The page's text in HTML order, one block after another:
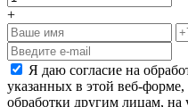
+
Я даю согласие на
указанных в этой веб-
обработки другим лицам, на